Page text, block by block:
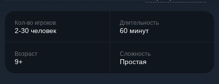
Кол-во игроков
2-30 человек
Длительность
60 минут
Возраст
9+
Сложность
Простая